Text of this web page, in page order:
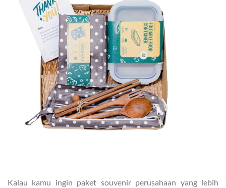
Kalau kamu ingin paket souvenir perusahaan yang lebih